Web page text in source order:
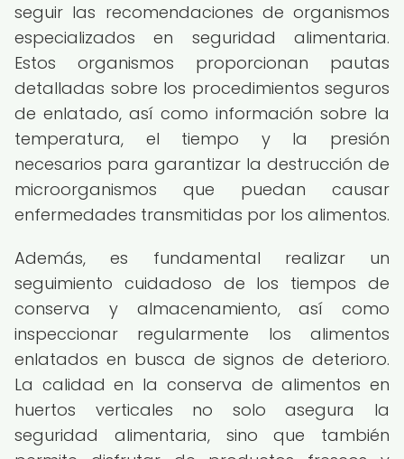
seguir las recomendaciones de organismos
especializados en seguridad alimentaria.
Estos organismos proporcionan pautas
detalladas sobre los procedimientos seguros
de enlatado, así como información sobre la
temperatura, el tiempo y la presión
necesarios para garantizar la destrucción de
microorganismos que puedan causar
enfermedades transmitidas por los alimentos.
Además, es fundamental realizar un
seguimiento cuidadoso de los tiempos de
conserva y almacenamiento, así como
inspeccionar regularmente los alimentos
enlatados en busca de signos de deterioro.
La calidad en la conserva de alimentos en
huertos verticales no solo asegura la
seguridad alimentaria, sino que también